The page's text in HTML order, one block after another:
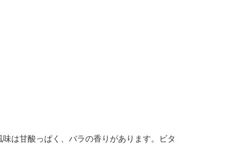
は甘酸っぱく、バラの香りがあります。ビタ